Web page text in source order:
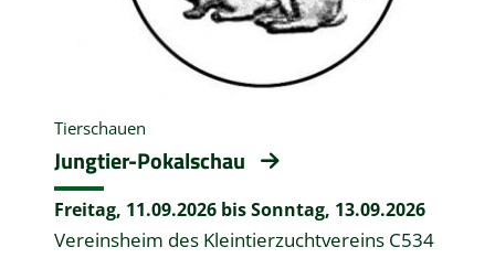
Tierschauen
Jungtier-Pokalschau
Freitag, 11.09.2026 bis Sonntag, 13.09.2026
Vereinsheim des Kleintierzuchtvereins C534